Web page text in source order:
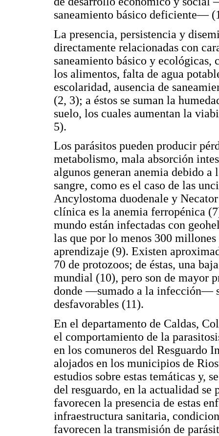
saneamiento básico deficiente—
La presencia, persistencia y
directamente relacionadas con
saneamiento básico y
los alimentos, falta de agua
escolaridad, ausencia de
(2, 3); a éstos se suman la
suelo, los cuales aumentan la
5).
Los parásitos pueden producir
metabolismo, mala absorción
algunos generan anemia debido
sangre, como es el caso de las
Ancylostoma duodenale y
clínica es la anemia ferropénica
mundo están infectadas con
las que por lo menos 300
aprendizaje (9). Existen
70 de protozoos; de éstas, una
mundial (10), pero son de mayor
donde —sumado a la infección—
desfavorables (11).
En el departamento de Caldas,
el comportamiento de la
en los comuneros del Resguardo
alojados en los municipios de
estudios sobre estas temáticas y,
del resguardo, en la actualidad se
favorecen la presencia de estas
infraestructura sanitaria,
favorecen la transmisión de